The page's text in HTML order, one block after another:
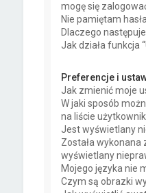
mogę się
Nie pamiętam
Dlaczego
Jak działa funkcja
Preferencje i
Jak zmienić moje
W jaki sposób
na liście
Jest wyświetlany
Została
wyświetlany
Mojego języka nie
Czym są obrazki